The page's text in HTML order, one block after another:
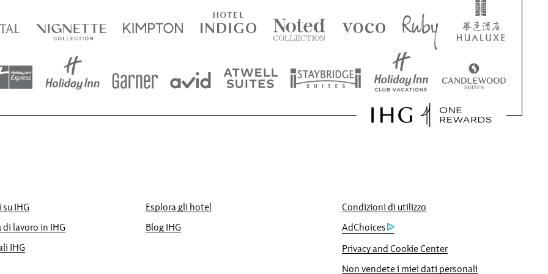
IHG
lavoro in IHG
IHG
Esplora gli hotel
Blog IHG
Condizioni di utilizzo
AdChoices
Privacy and Cookie Center
Non vendete i miei dati personali